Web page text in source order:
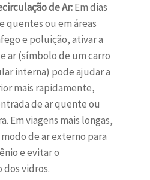
de Ar:Em dias
quentes ou em áreas
e poluição, ativar a
ar (símbolo de um carro
interna) pode ajudar a
mais rapidamente,
de ar quente ou
Em viagens mais longas,
de ar externo para
e evitar o
vidros.